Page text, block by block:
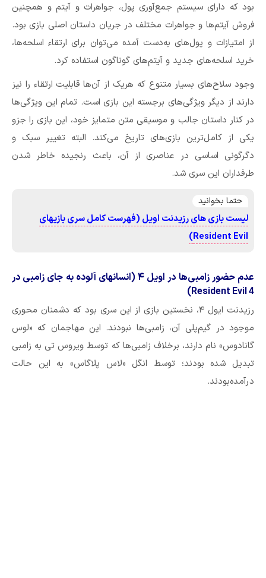
بود که دارای سیستم جمع‌آوری پول، جواهرات و آیتم و همچنین
فروش آیتم‌ها و جواهرات مختلف در جریان داستان اصلی بازی بود.
از امتیازات و پول‌های به‌دست آمده می‌توان برای ارتقاء اسلحه‌ها،
خرید اسلحه‌های جدید و آیتم‌های گوناگون استفاده کرد.
وجود سلاح‌های بسیار متنوع که هریک از آن‌ها قابلیت ارتقاء را نیز
دارند از دیگر ویژگی‌های برجسته این بازی است. تمام این ویژگی‌ها
در کنار داستان جالب و موسیقی متن متمایز خود، این بازی را جزو
یکی از کامل‌ترین بازی‌های تاریخ می‌کند. البته تغییر سبک و
دگرگونی اساسی در عناصری از آن، باعث رنجیده خاطر شدن
طرفداران این سری شد.
حتما بخوانید
لیست بازی های رزیدنت اویل (فهرست کامل سری بازیهای
Resident Evil)
عدم حضور زامبی‌ها در اویل ۴ (انسانهای آلوده به جای زامبی در
Resident Evil 4)
رزیدنت ایول ۴، نخستین بازی از این سری بود که دشمنان محوری
موجود در گیم‌پلی آن، زامبی‌ها نبودند. این مهاجمان که «لوس
گانادوس» نام دارند، برخلاف زامبی‌ها که توسط ویروس تی به زامبی
تبدیل شده بودند؛ توسط انگل «لاس پلاگاس» به این حالت
درآمده‌بودند.